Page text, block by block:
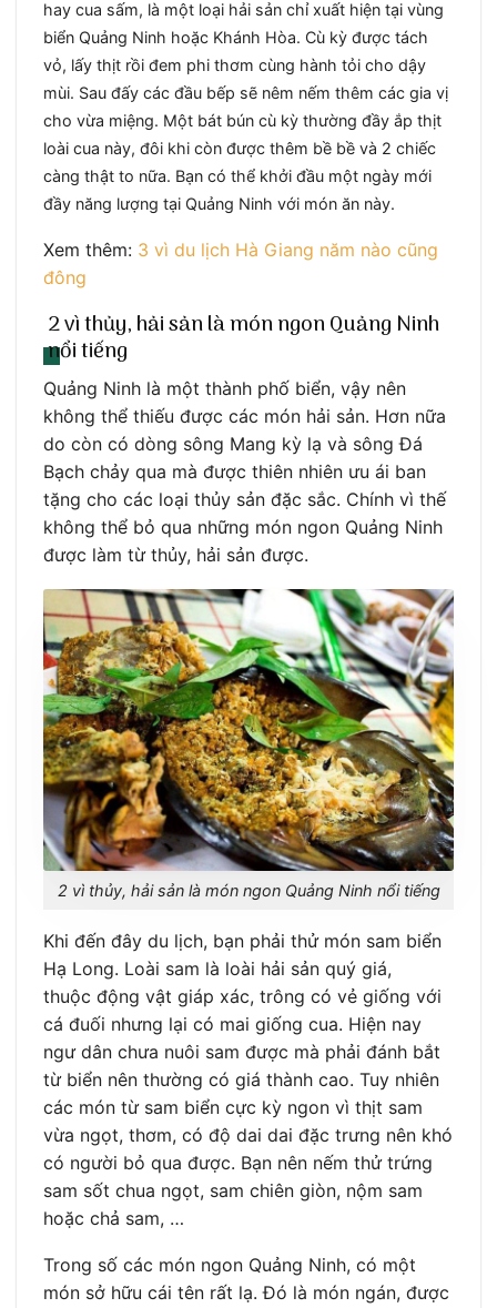
hay cua sấm, là một loại hải sản chỉ xuất hiện tại vùng
biển Quảng Ninh hoặc Khánh Hòa. Cù kỳ được tách
vỏ, lấy thịt rồi đem phi thơm cùng hành tỏi cho dậy
mùi. Sau đấy các đầu bếp sẽ nêm nếm thêm các gia vị
cho vừa miệng. Một bát bún cù kỳ thường đầy ắp thịt
loài cua này, đôi khi còn được thêm bề bề và 2 chiếc
càng thật to nữa. Bạn có thể khởi đầu một ngày mới
đầy năng lượng tại Quảng Ninh với món ăn này.
Xem thêm: 3 vì du lịch Hà Giang năm nào cũng
đông
2 vì thủy, hải sản là món ngon Quảng Ninh
nổi tiếng
Quảng Ninh là một thành phố biển, vậy nên
không thể thiếu được các món hải sản. Hơn nữa
do còn có dòng sông Mang kỳ lạ và sông Đá
Bạch chảy qua mà được thiên nhiên ưu ái ban
tặng cho các loại thủy sản đặc sắc. Chính vì thế
không thể bỏ qua những món ngon Quảng Ninh
được làm từ thủy, hải sản được.
2 vì thủy, hải sản là món ngon Quảng Ninh nổi tiếng
Khi đến đây du lịch, bạn phải thử món sam biển
Hạ Long. Loài sam là loài hải sản quý giá,
thuộc động vật giáp xác, trông có vẻ giống với
cá đuối nhưng lại có mai giống cua. Hiện nay
ngư dân chưa nuôi sam được mà phải đánh bắt
từ biển nên thường có giá thành cao. Tuy nhiên
các món từ sam biển cực kỳ ngon vì thịt sam
vừa ngọt, thơm, có độ dai dai đặc trưng nên khó
có người bỏ qua được. Bạn nên nếm thử trứng
sam sốt chua ngọt, sam chiên giòn, nộm sam
hoặc chả sam, …
Trong số các món ngon Quảng Ninh, có một
món sở hữu cái tên rất lạ. Đó là món ngán, được